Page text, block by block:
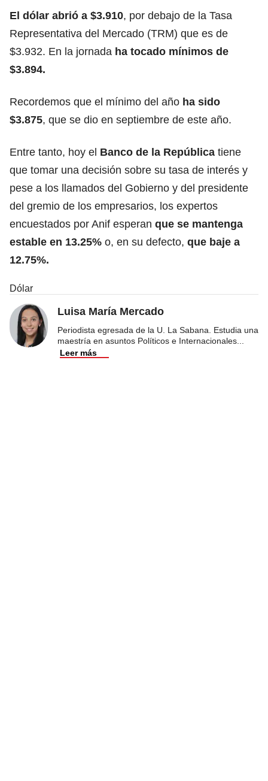
El dólar abrió a $3.910, por debajo de la Tasa
Representativa del Mercado (TRM) que es de
$3.932. En la jornada ha tocado mínimos de
$3.894.
Recordemos que el mínimo del año ha sido
$3.875, que se dio en septiembre de este año.
Entre tanto, hoy el Banco de la República tiene
que tomar una decisión sobre su tasa de interés y
pese a los llamados del Gobierno y del presidente
del gremio de los empresarios, los expertos
encuestados por Anif esperan que se mantenga
estable en 13.25% o, en su defecto, que baje a
12.75%.
Dólar
Luisa María Mercado
Periodista egresada de la U. La Sabana. Estudia una
maestría en asuntos Políticos e Internacionales
Leer más